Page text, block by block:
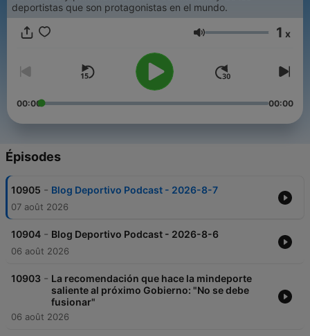
deportistas que son protagonistas en el mundo.
Volume 1 x
00:00 00:00
Épisodes
10905 - Blog Deportivo Podcast - 2026-8-7
07 août 2026
10904 - Blog Deportivo Podcast - 2026-8-6
06 août 2026
10903 - La recomendación que hace la mindeporte
saliente al próximo Gobierno: "No se debe
fusionar"
06 août 2026